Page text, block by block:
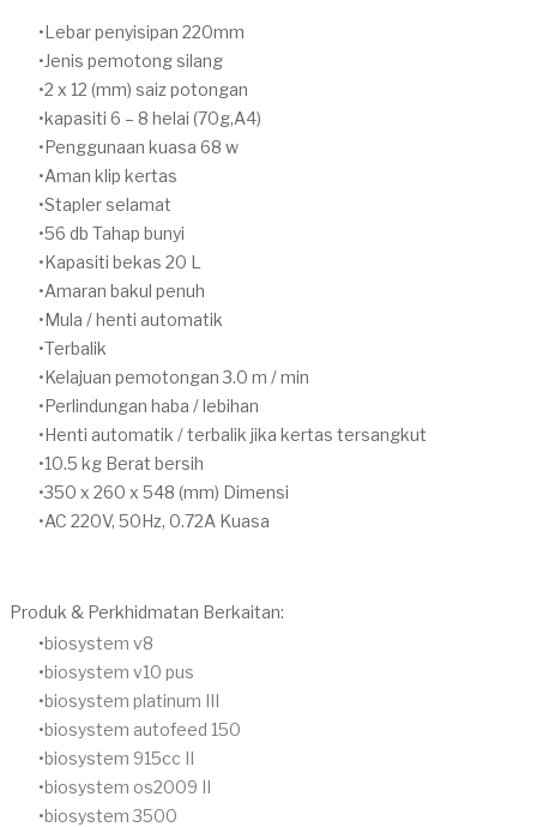
Lebar penyisipan 220mm
Jenis pemotong silang
2 x 12 (mm) saiz potongan
kapasiti 6 – 8 helai (70g,A4)
Penggunaan kuasa 68 w
Aman klip kertas
Stapler selamat
56 db Tahap bunyi
Kapasiti bekas 20 L
Amaran bakul penuh
Mula / henti automatik
Terbalik
Kelajuan pemotongan 3.0 m / min
Perlindungan haba / lebihan
Henti automatik / terbalik jika kertas tersangkut
10.5 kg Berat bersih
350 x 260 x 548 (mm) Dimensi
AC 220V, 50Hz, 0.72A Kuasa
Produk & Perkhidmatan Berkaitan:
biosystem v8
biosystem v10 pus
biosystem platinum III
biosystem autofeed 150
biosystem 915cc II
biosystem os2009 II
biosystem 3500